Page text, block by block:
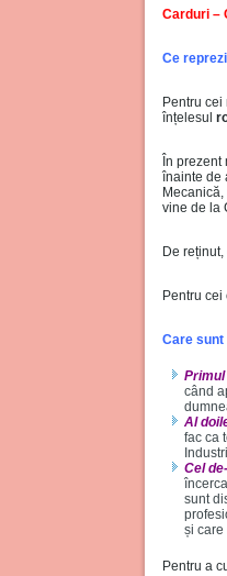
Carduri –
Ce
Pentru cei
înțelesul
În
înainte de
vine de la
De
Pentru
Care
când
Al
fac ca
Cel
sunt
și care
Pentru a